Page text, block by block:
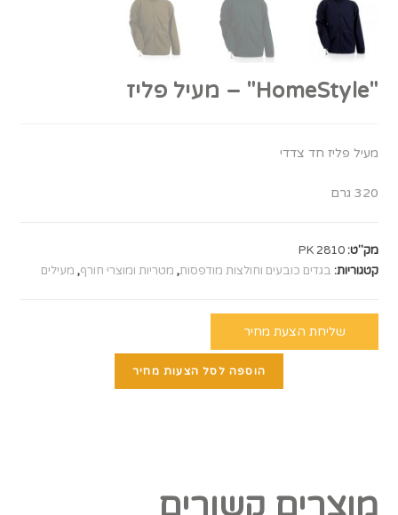
"HomeStyle" – מעיל פליז
מעיל פליז חד צדדי
320 גרם
מק"ט:PK 2810
קטגוריות: בגדים כובעים וחולצות מודפסות, מטריות ומוצרי חורף, מעילים
שליחת הצעת מחיר
הוספה לסל הצעות מחיר
מוצרים קשורים